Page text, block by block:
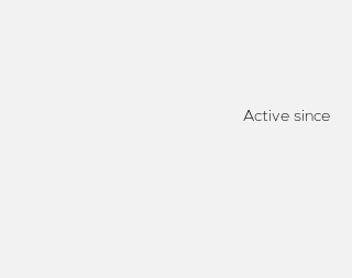
Active since